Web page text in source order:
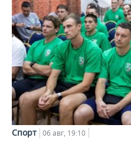
Спорт 06 авг, 19:10